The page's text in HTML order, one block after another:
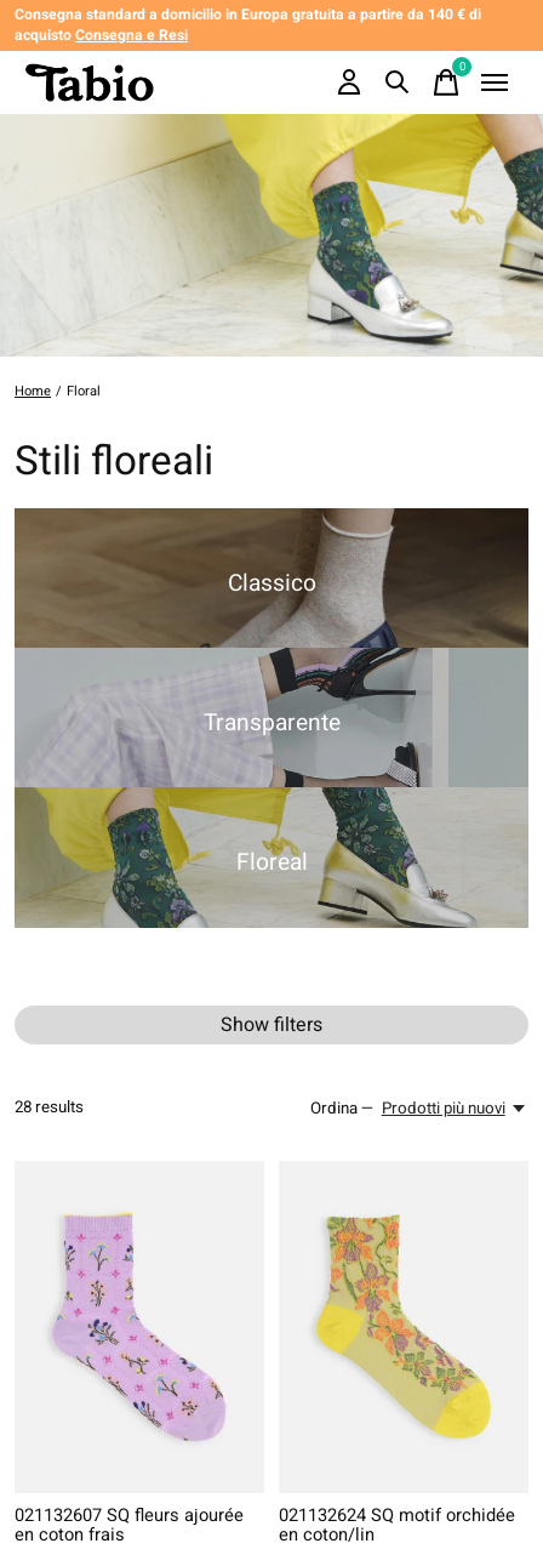
Consegna standard a domicilio in Europa gratuita a partire da 140 € di
acquistoConsegna e Resi
0items
Home / Floral
Stili floreali
Classico
Transparente
Floreal
Show filters
28 results Ordina — Prodotti più nuovi
021132607 SQ fleurs ajourée
en coton frais
021132624 SQ motif orchidée
en coton/lin